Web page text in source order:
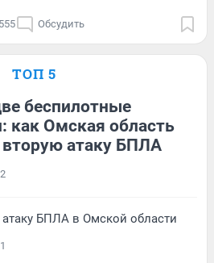
555 Обсудить
ТОП 5
беспилотные
как Омская область
атаку БПЛА
БПЛА в Омской области